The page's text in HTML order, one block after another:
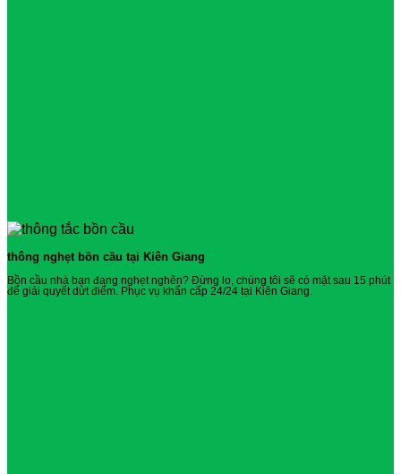
thông nghẹt bồn cầu tại Kiên Giang
Bồn cầu nhà bạn đang nghẹt nghẽn? Đừng lo, chúng tôi sẽ có mặt sau 15 phút
để giải quyết dứt điểm. Phục vụ khẩn cấp 24/24 tại Kiên Giang.